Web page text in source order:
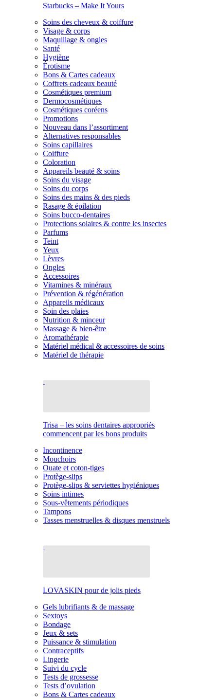
Starbucks – Make It Yours
Soins des cheveux & coiffure
Visage & corps
Maquillage & ongles
Santé
Hygiène
Érotisme
Bons & Cartes cadeaux
Coffrets cadeaux beauté
Cosmétiques premium
Dermocosmétiques
Cosmétiques coréens
Promotions
Nouveau dans l’assortiment
Alternatives responsables
Soins capillaires
Coiffure
Coloration
Appareils beauté & soins
Soins du visage
Soins du corps
Soins des mains & des pieds
Rasage & épilation
Soins bucco-dentaires
Protections solaires & contre les insectes
Parfums
Teint
Yeux
Lèvres
Ongles
Accessoires
Vitamines & minéraux
Prévention & régénération
Appareils médicaux
Soin des plaies
Nutrition & minceur
Massage & bien-être
Aromathérapie
Matériel médical & accessoires de soins
Matériel de thérapie
Trisa – les soins dentaires appropriés
commencent par les bons produits
Incontinence
Mouchoirs
Ouate et coton-tiges
Protège-slips
Protège-slips & serviettes hygiéniques
Soins intimes
Sous-vêtements périodiques
Tampons
Tasses menstruelles & disques menstruels
LOVASKIN pour de jolis pieds
Gels lubrifiants & de massage
Sextoys
Bondage
Jeux & sets
Puissance & stimulation
Contraceptifs
Lingerie
Suivi du cycle
Tests de grossesse
Tests d’ovulation
Bons & Cartes cadeaux